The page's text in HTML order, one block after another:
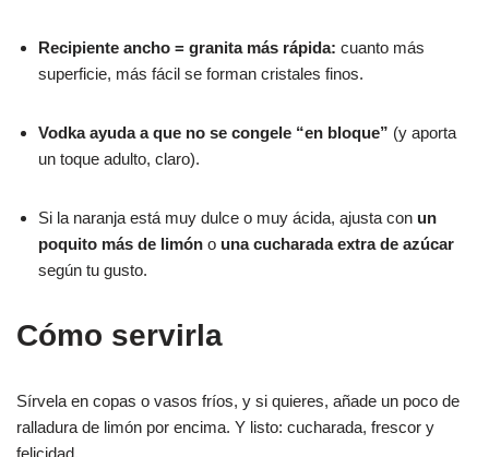
Recipiente ancho = granita más rápida: cuanto más
superficie, más fácil se forman cristales finos.
Vodka ayuda a que no se congele “en bloque” (y aporta
un toque adulto, claro).
Si la naranja está muy dulce o muy ácida, ajusta con un
poquito más de limón o una cucharada extra de azúcar
según tu gusto.
Cómo servirla
Sírvela en copas o vasos fríos, y si quieres, añade un poco de
ralladura de limón por encima. Y listo: cucharada, frescor y
felicidad.